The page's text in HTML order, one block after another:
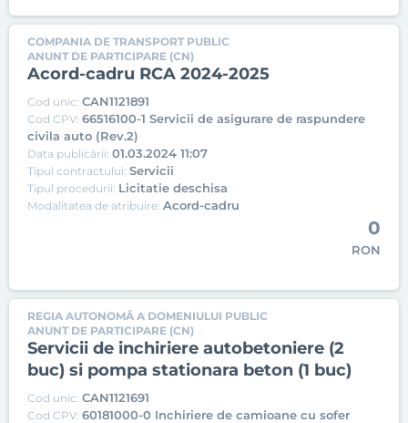
COMPANIA DE TRANSPORT PUBLIC
ANUNT DE PARTICIPARE (CN)
Acord-cadru RCA 2024-2025
Cod unic: CAN1121891
Cod CPV: 66516100-1 Servicii de asigurare de raspundere
civila auto (Rev.2)
Data publicării: 01.03.2024 11:07
Tipul contractului: Servicii
Tipul procedurii: Licitatie deschisa
Modalitatea de atribuire: Acord-cadru
0
RON
REGIA AUTONOMĂ A DOMENIULUI PUBLIC
ANUNT DE PARTICIPARE (CN)
Servicii de inchiriere autobetoniere (2
buc) si pompa stationara beton (1 buc)
Cod unic: CAN1121691
Cod CPV: 60181000-0 Inchiriere de camioane cu sofer